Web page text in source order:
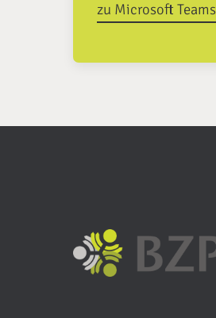
zu Microsoft Teams